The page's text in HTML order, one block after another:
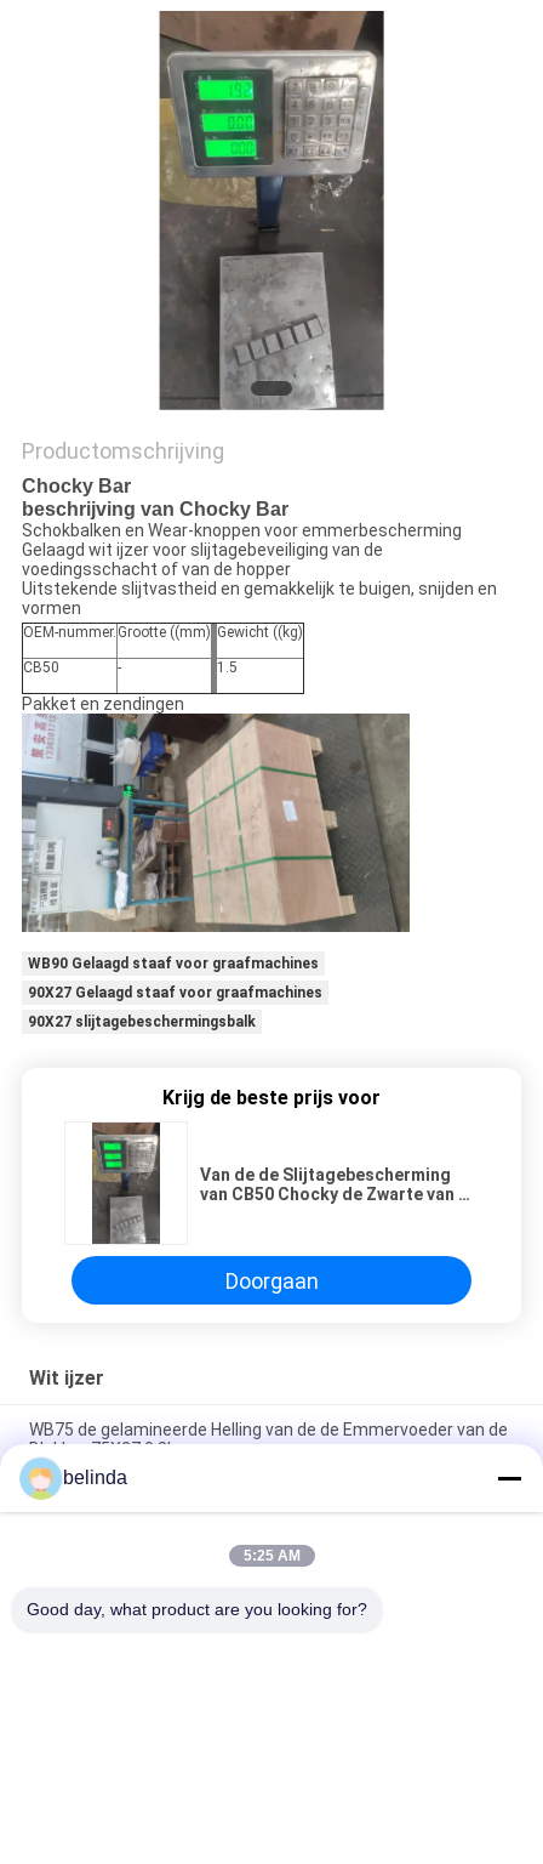
Productomschrijving
Chocky Bar
beschrijving van Chocky Bar
Schokbalken en Wear-knoppen voor emmerbescherming
Gelaagd wit ijzer voor slijtagebeveiliging van de
voedingsschacht of van de hopper
Uitstekende slijtvastheid en gemakkelijk te buigen, snijden en
vormen
OEM-nummer. Grootte ((mm) Gewicht ((kg)
CB50 - 1.5
Pakket en zendingen
WB90 Gelaagd staaf voor graafmachines
90X27 Gelaagd staaf voor graafmachines
90X27 slijtagebeschermingsbalk
Krijg de beste prijs voor
Van de de Slijtagebescherming
van CB50 Chocky de Zwarte van de
Doorgaan
Wit ijzer
WB75 de gelamineerde Helling van de de Emmervoeder van de
Blokbar 75X27 0.8kg
WB60 het Graafwerktuig Laminated Bar van de blokbar 60X27
0,7 kg
Van de de Slijtagebescherming van Cb150chocky de Zwarte
belinda
5:25 AM
Good day, what product are you looking for?